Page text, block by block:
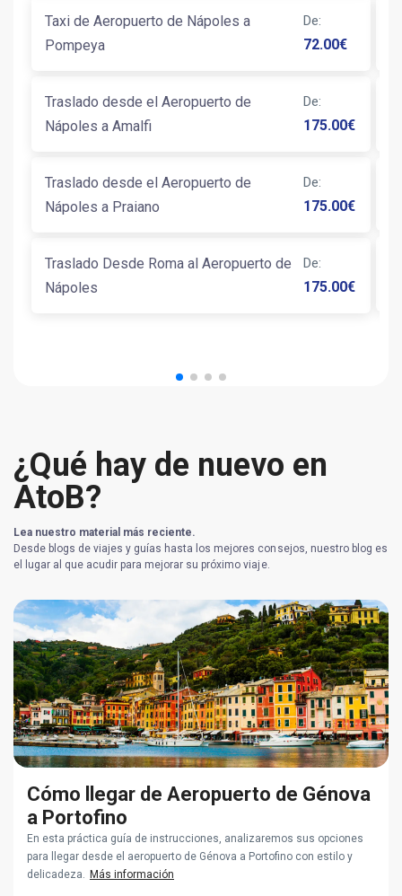
Taxi de Aeropuerto de Nápoles a
Pompeya
De:
72.00€
Traslado desde el Aeropuerto de
Nápoles a Amalfi
De:
175.00€
Traslado desde el Aeropuerto de
Nápoles a Praiano
De:
175.00€
Traslado Desde Roma al Aeropuerto de
Nápoles
De:
175.00€
¿Qué hay de nuevo en
AtoB?
Lea nuestro material más reciente.
Desde blogs de viajes y guías hasta los mejores consejos, nuestro blog es
el lugar al que acudir para mejorar su próximo viaje.
Cómo llegar de Aeropuerto de Génova
a Portofino
En esta práctica guía de instrucciones, analizaremos sus opciones
para llegar desde el aeropuerto de Génova a Portofino con estilo y
delicadeza.
Más información